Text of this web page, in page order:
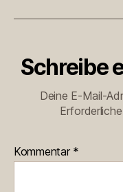
Schreibe
Deine E-Mail-
Kommentar *